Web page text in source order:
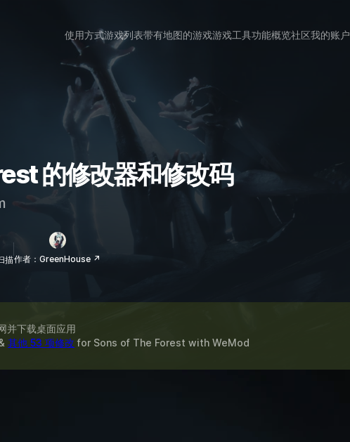
使用方式游戏列表带有地图的游戏游戏工具功能概览社区我的账户
的修改器和修改码
描作者：GreenHouse ↗
并下载桌面应用
其他 53 项修改 for Sons of The Forest with WeMod